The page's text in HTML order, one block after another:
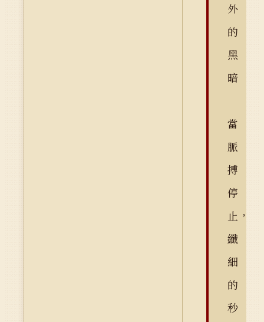
外
的
黑
暗
當
脈
搏
停
止，
纖
細
的
秒